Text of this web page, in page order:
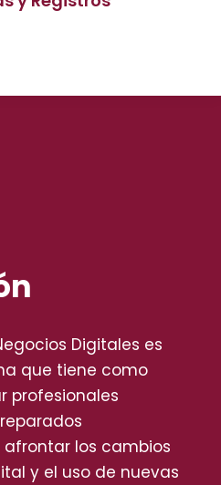
Digitales es
que tiene como
profesionales
los cambios
y el uso de nuevas